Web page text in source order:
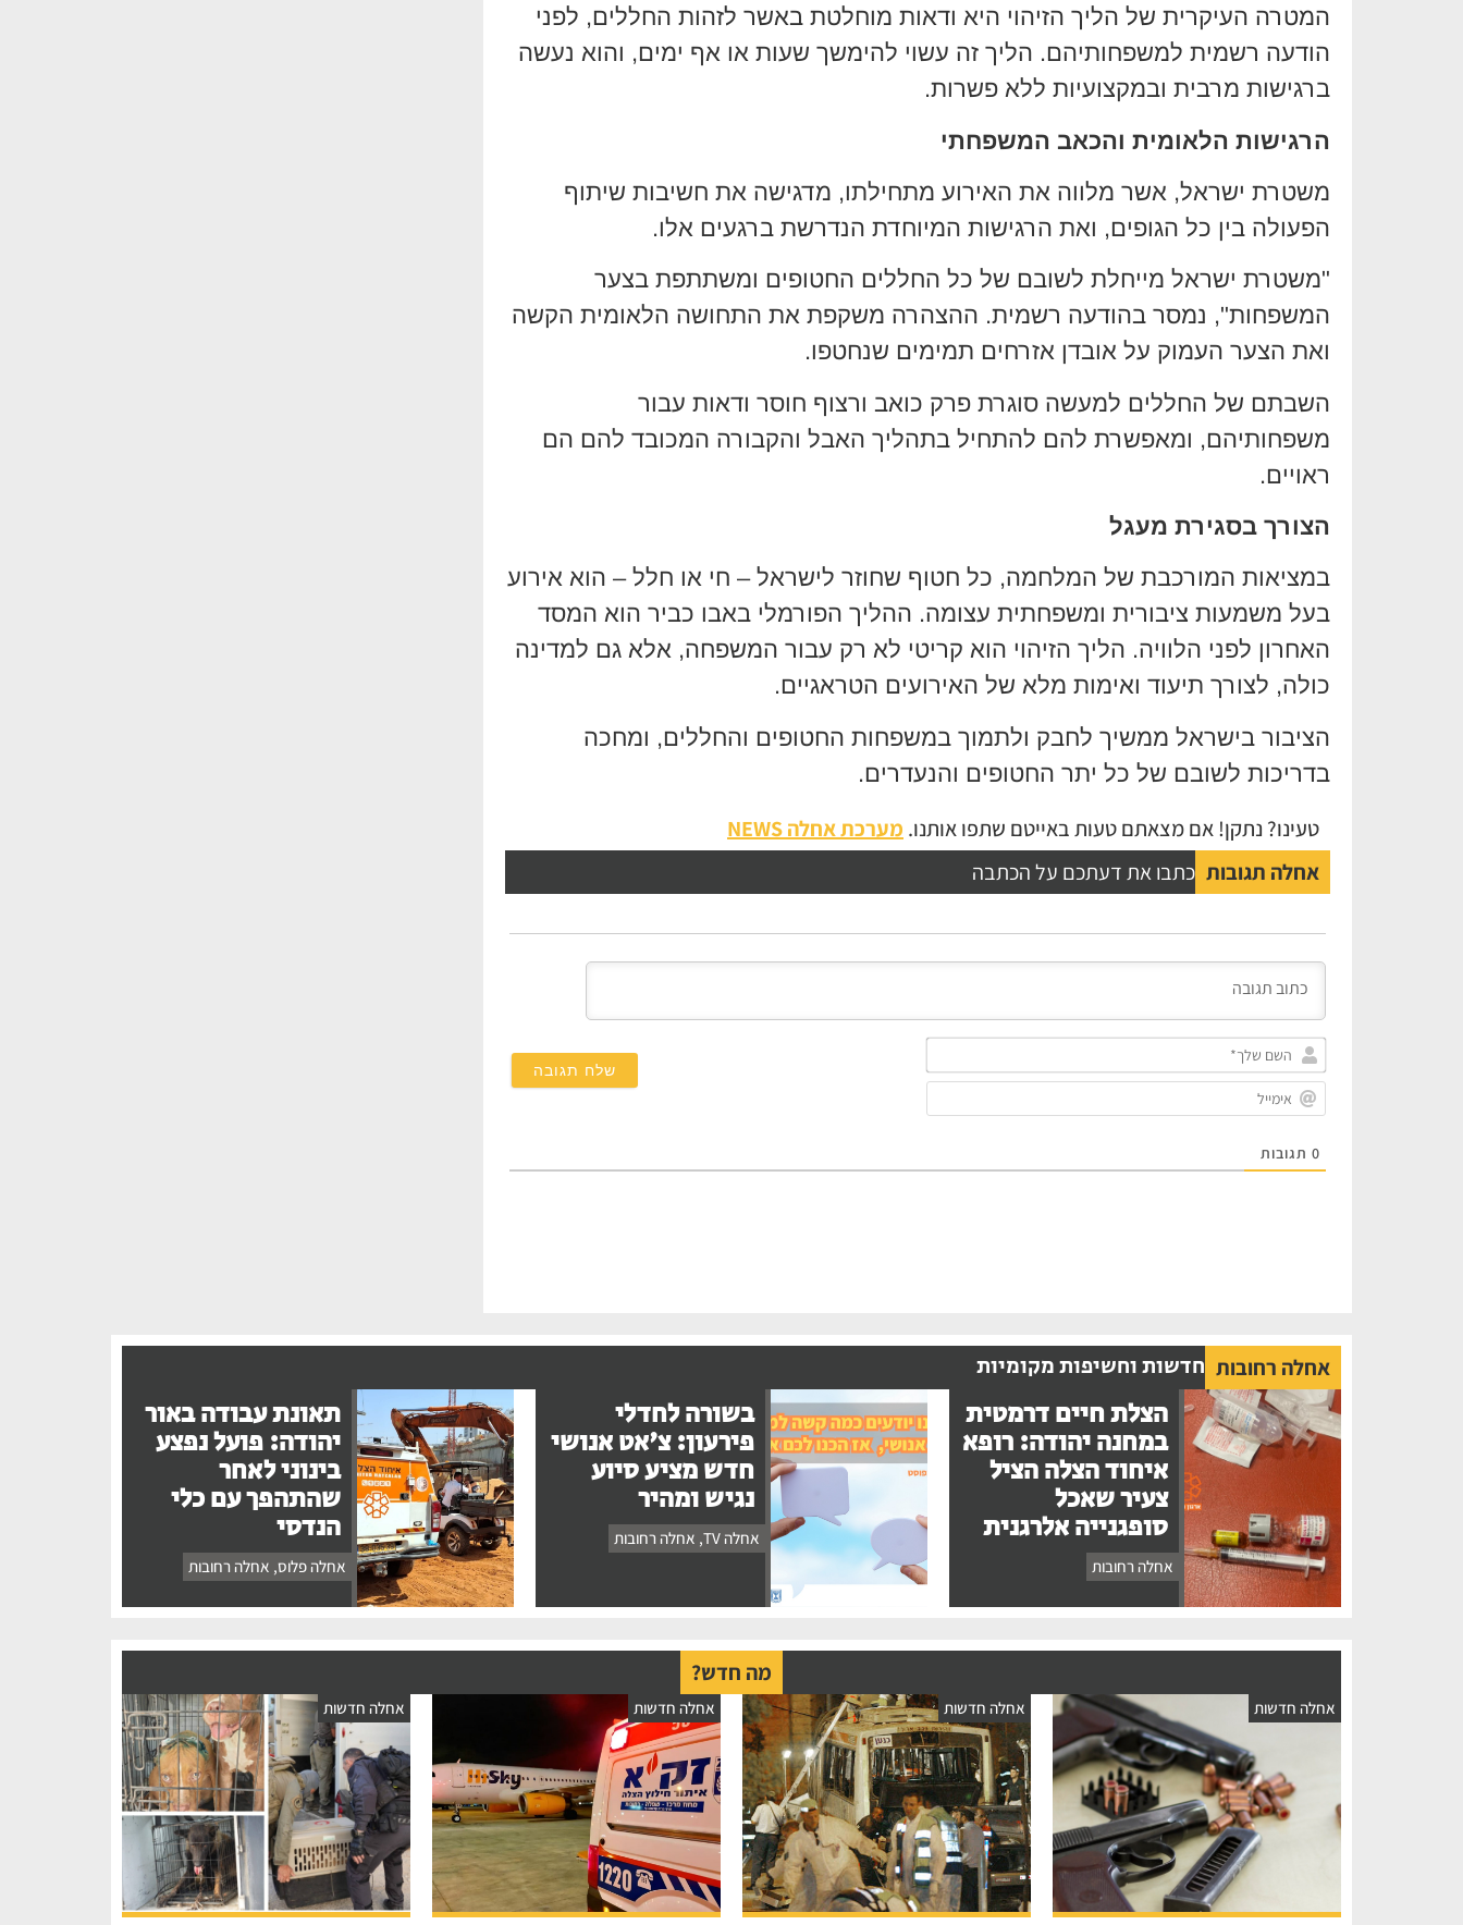
המטרה העיקרית של הליך הזיהוי היא ודאות מוחלטת באשר לזהות החללים, לפני
הודעה רשמית למשפחותיהם. הליך זה עשוי להימשך שעות או אף ימים, והוא נעשה
ברגישות מרבית ובמקצועיות ללא פשרות.
הרגישות הלאומית והכאב המשפחתי
משטרת ישראל, אשר מלווה את האירוע מתחילתו, מדגישה את חשיבות שיתוף
הפעולה בין כל הגופים, ואת הרגישות המיוחדת הנדרשת ברגעים אלו.
"משטרת ישראל מייחלת לשובם של כל החללים החטופים ומשתתפת בצער
המשפחות", נמסר בהודעה רשמית. ההצהרה משקפת את התחושה הלאומית הקשה
ואת הצער העמוק על אובדן אזרחים תמימים שנחטפו.
השבתם של החללים למעשה סוגרת פרק כואב ורצוף חוסר ודאות עבור
משפחותיהם, ומאפשרת להם להתחיל בתהליך האבל והקבורה המכובד להם הם
ראויים.
הצורך בסגירת מעגל
במציאות המורכבת של המלחמה, כל חטוף שחוזר לישראל – חי או חלל – הוא אירוע
בעל משמעות ציבורית ומשפחתית עצומה. ההליך הפורמלי באבו כביר הוא המסד
האחרון לפני הלוויה. הליך הזיהוי הוא קריטי לא רק עבור המשפחה, אלא גם למדינה
כולה, לצורך תיעוד ואימות מלא של האירועים הטראגיים.
הציבור בישראל ממשיך לחבק ולתמוך במשפחות החטופים והחללים, ומחכה
בדריכות לשובם של כל יתר החטופים והנעדרים.
טעינו? נתקן! אם מצאתם טעות באייטם שתפו אותנו. מערכת אחלה NEWS
אחלה תגובות כתבו את דעתכם על הכתבה
שלך*
0 תגובות
אחלה רחובות חדשות וחשיפות מקומיות
הצלת חיים דרמטית
במחנה יהודה: רופא
איחוד הצלה הציל
צעיר שאכל
סופגנייה אלרגנית
אחלה רחובות
בשורה לחדלי
פירעון: צ'אט אנושי
חדש מציע סיוע
נגיש ומהיר
אחלה TV , אחלה רחובות
תאונת עבודה באור
יהודה: פועל נפצע
בינוני לאחר
שהתהפך עם כלי
הנדסי
אחלה פלוס, אחלה רחובות
מה חדש?
אחלה חדשות אחלה חדשות אחלה חדשות אחלה חדשות